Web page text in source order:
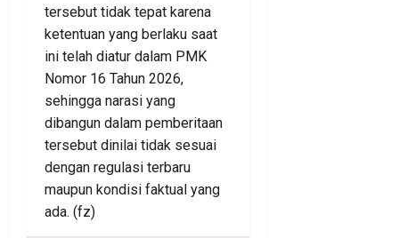
tersebut tidak tepat karena
ketentuan yang berlaku saat
ini telah diatur dalam PMK
Nomor 16 Tahun 2026,
sehingga narasi yang
dibangun dalam pemberitaan
tersebut dinilai tidak sesuai
dengan regulasi terbaru
maupun kondisi faktual yang
ada. (fz)